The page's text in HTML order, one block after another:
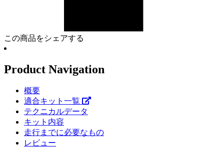
この商品をシェアする
Product Navigation
概要
適合キット一覧
テクニカルデータ
キット内容
走行までに必要なもの
レビュー